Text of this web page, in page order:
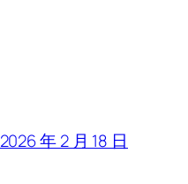
2026 年 2 月 18 日